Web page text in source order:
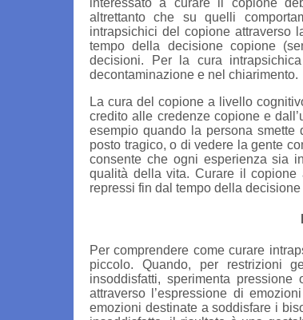
altrettanto che su quelli
intrapsichici del copione attraverso
tempo della decisione copione
decisioni. Per la cura
decontaminazione e nel chiarimento.
La cura del copione a livello
credito alle credenze copione e
esempio quando la persona smette
posto tragico, o di vedere la gente
consente che ogni esperienza sia
qualità della vita. Curare il
repressi fin dal tempo della
Per comprendere come curare
piccolo. Quando, per restrizioni
insoddisfatti, sperimenta
attraverso l’espressione di
emozioni destinate a soddisfare i